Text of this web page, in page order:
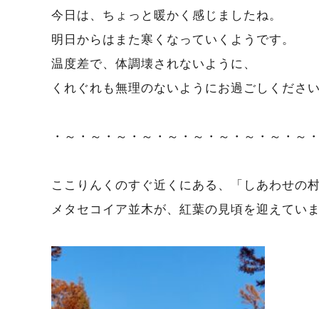
今日は、ちょっと暖かく感じましたね。
明日からはまた寒くなっていくようです。
温度差で、体調壊されないように、
くれぐれも無理のないようにお過ごしください
・～・～・～・～・～・～・～・～・～・～
ここりんくのすぐ近くにある、「しあわせの
メタセコイア並木が、紅葉の見頃を迎えていま